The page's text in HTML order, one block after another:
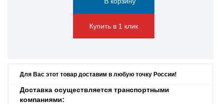
Купить в 1 клик
Для Вас этот товар доставим в любую точку России!
Доставка осуществляется транспортными
компаниями: